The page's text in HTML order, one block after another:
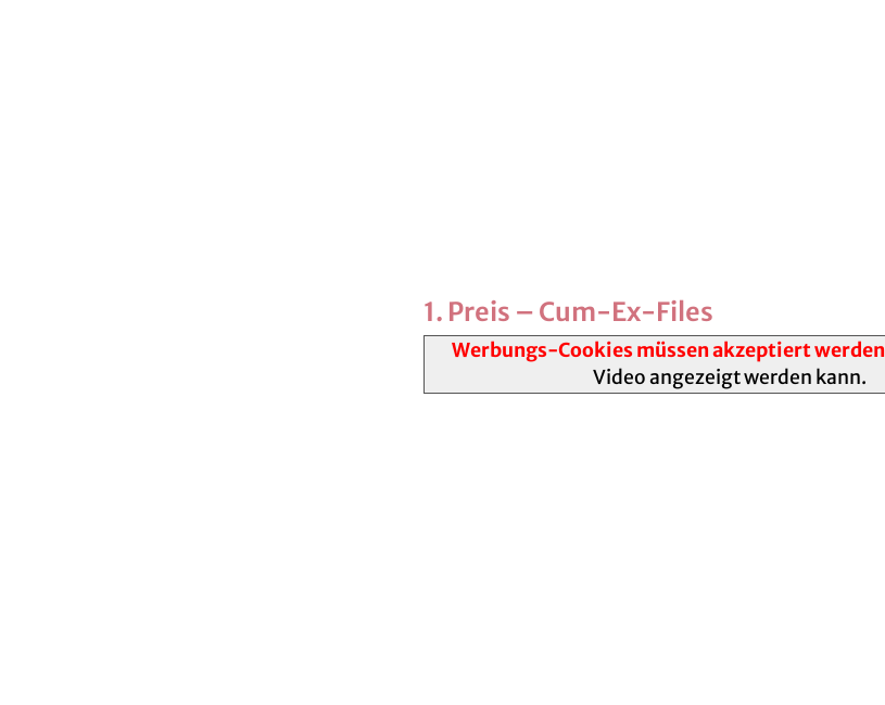
1. Preis – Cum-Ex-Files
Werbungs-Cookies müssen akzeptiert werden
Video angezeigt werden kann.